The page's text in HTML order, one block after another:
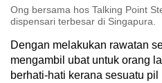
Ong bersama hos Talking Point
dispensari terbesar di Singapura.
Dengan melakukan rawatan
mengambil ubat untuk orang
berhati-hati kerana sesuatu